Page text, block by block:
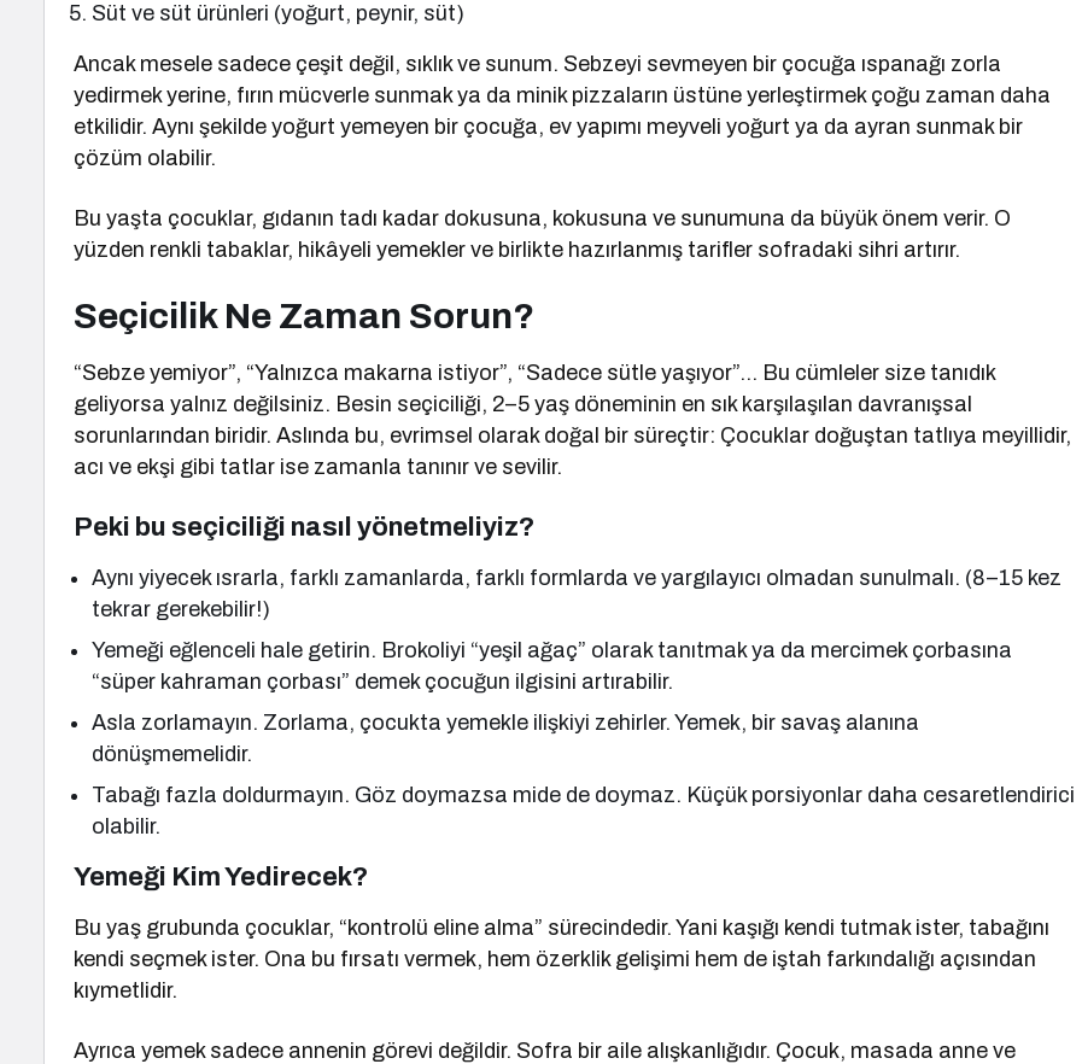
Süt ve süt ürünleri (yoğurt, peynir, süt)
Ancak mesele sadece çeşit değil, sıklık ve sunum. Sebzeyi sevmeyen bir çocuğa ıspanağı zorla
yedirmek yerine, fırın mücverle sunmak ya da minik pizzaların üstüne yerleştirmek çoğu zaman daha
etkilidir. Aynı şekilde yoğurt yemeyen bir çocuğa, ev yapımı meyveli yoğurt ya da ayran sunmak bir
çözüm olabilir.
Bu yaşta çocuklar, gıdanın tadı kadar dokusuna, kokusuna ve sunumuna da büyük önem verir. O
yüzden renkli tabaklar, hikâyeli yemekler ve birlikte hazırlanmış tarifler sofradaki sihri artırır.
Seçicilik Ne Zaman Sorun?
“Sebze yemiyor”, “Yalnızca makarna istiyor”, “Sadece sütle yaşıyor”… Bu cümleler size tanıdık
geliyorsa yalnız değilsiniz. Besin seçiciliği, 2–5 yaş döneminin en sık karşılaşılan davranışsal
sorunlarından biridir. Aslında bu, evrimsel olarak doğal bir süreçtir: Çocuklar doğuştan tatlıya meyillidir,
acı ve ekşi gibi tatlar ise zamanla tanınır ve sevilir.
Peki bu seçiciliği nasıl yönetmeliyiz?
Aynı yiyecek ısrarla, farklı zamanlarda, farklı formlarda ve yargılayıcı olmadan sunulmalı. (8–15 kez
tekrar gerekebilir!)
Yemeği eğlenceli hale getirin. Brokoliyi “yeşil ağaç” olarak tanıtmak ya da mercimek çorbasına
“süper kahraman çorbası” demek çocuğun ilgisini artırabilir.
Asla zorlamayın. Zorlama, çocukta yemekle ilişkiyi zehirler. Yemek, bir savaş alanına
dönüşmemelidir.
Tabağı fazla doldurmayın. Göz doymazsa mide de doymaz. Küçük porsiyonlar daha cesaretlendirici
olabilir.
Yemeği Kim Yedirecek?
Bu yaş grubunda çocuklar, “kontrolü eline alma” sürecindedir. Yani kaşığı kendi tutmak ister, tabağını
kendi seçmek ister. Ona bu fırsatı vermek, hem özerklik gelişimi hem de iştah farkındalığı açısından
kıymetlidir.
Ayrıca yemek sadece annenin görevi değildir. Sofra bir aile alışkanlığıdır. Çocuk, masada anne ve